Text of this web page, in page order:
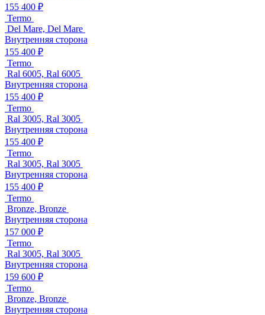
155 400 ₽
Termo
Del Mare, Del Mare
Внутренняя сторона
155 400 ₽
Termo
Ral 6005, Ral 6005
Внутренняя сторона
155 400 ₽
Termo
Ral 3005, Ral 3005
Внутренняя сторона
155 400 ₽
Termo
Ral 3005, Ral 3005
Внутренняя сторона
155 400 ₽
Termo
Bronze, Bronze
Внутренняя сторона
157 000 ₽
Termo
Ral 3005, Ral 3005
Внутренняя сторона
159 600 ₽
Termo
Bronze, Bronze
Внутренняя сторона